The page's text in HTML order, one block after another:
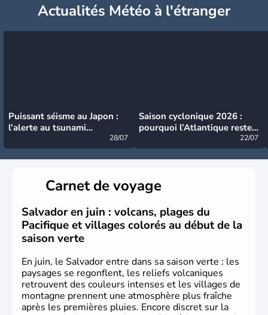
Actualités Météo à l'étranger
Puissant séisme au Japon :
l’alerte au tsunami
28/07
Saison cyclonique 2026 :
pourquoi l’Atlantique reste
22/07
Carnet de voyage
Salvador en juin : volcans, plages du
Pacifique et villages colorés au début de la
saison verte
En juin, le Salvador entre dans sa saison verte : les
paysages se regonflent, les reliefs volcaniques
retrouvent des couleurs intenses et les villages de
montagne prennent une atmosphère plus fraîche
après les premières pluies. Encore discret sur la